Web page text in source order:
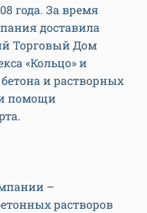
года. За время
доставила
Торговый Дом
«Кольцо» и
и растворных
помощи
–
растворов